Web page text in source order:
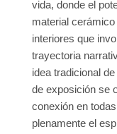
vida, donde el
material
interiores que
trayectoria
idea tradicional
de exposición se
conexión en
plenamente el